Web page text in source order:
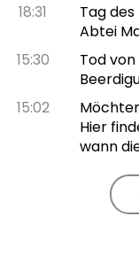
18:31
Tag
Abtei
15:30
Tod
15:02
Hier
wann